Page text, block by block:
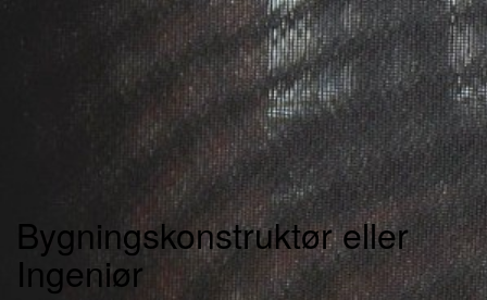
Bygningskonstruktør eller
Ingeniør